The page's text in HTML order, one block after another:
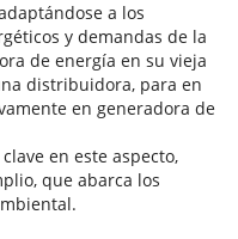
a los
y demandas de la
de energía en su vieja
distribuidora, para en
en generadora de
en este aspecto,
que abarca los